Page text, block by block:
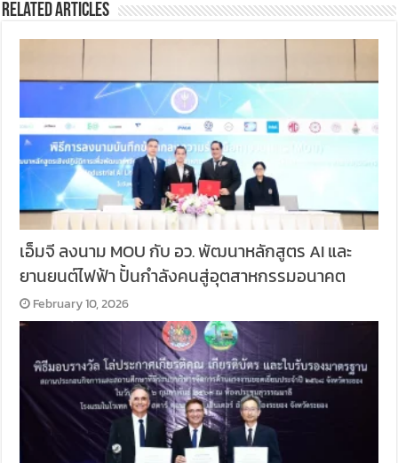
Related Articles
เอ็มจี ลงนาม MOU กับ อว. พัฒนาหลักสูตร AI และ
ยานยนต์ไฟฟ้า ปั้นกำลังคนสู่อุตสาหกรรมอนาคต
February 10, 2026